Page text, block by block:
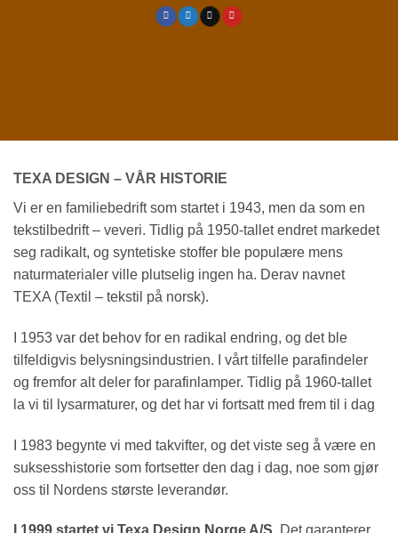
TEXA DESIGN – VÅR HISTORIE
Vi er en familiebedrift som startet i 1943, men da som en
tekstilbedrift – veveri. Tidlig på 1950-tallet endret markedet
seg radikalt, og syntetiske stoffer ble populære mens
naturmaterialer ville plutselig ingen ha. Derav navnet
TEXA (Textil – tekstil på norsk).
I 1953 var det behov for en radikal endring, og det ble
tilfeldigvis belysningsindustrien. I vårt tilfelle parafindeler
og fremfor alt deler for parafinlamper. Tidlig på 1960-tallet
la vi til lysarmaturer, og det har vi fortsatt med frem til i dag
I 1983 begynte vi med takvifter, og det viste seg å være en
suksesshistorie som fortsetter den dag i dag, noe som gjør
oss til Nordens største leverandør.